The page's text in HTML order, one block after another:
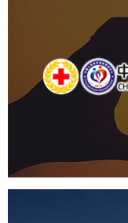
中国人
国企